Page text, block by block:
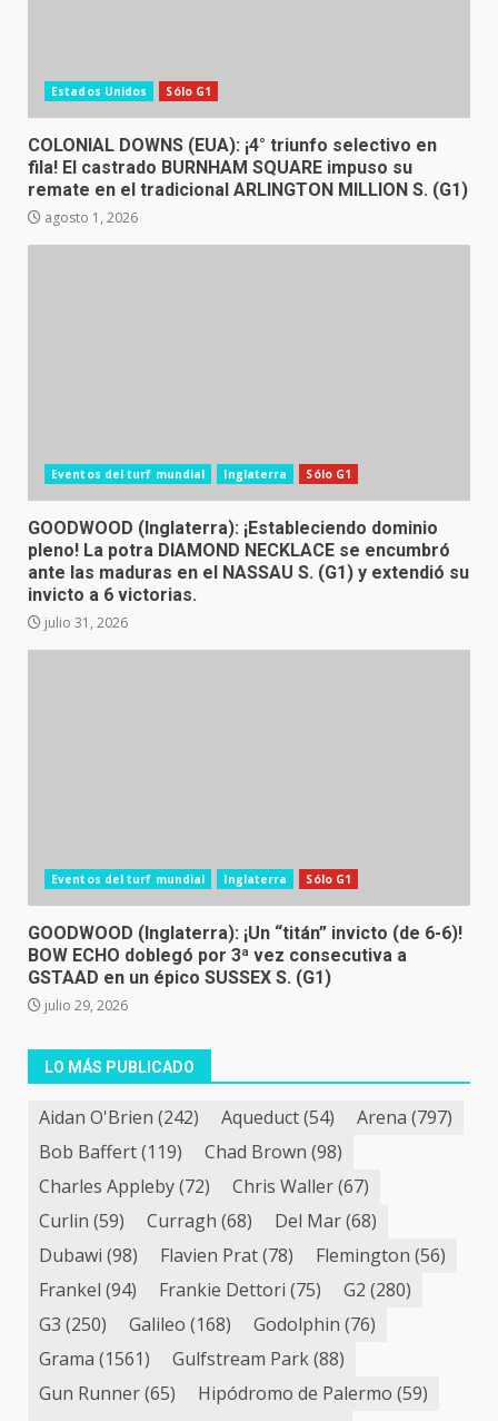
Estados Unidos Sólo G1
COLONIAL DOWNS (EUA): ¡4° triunfo selectivo en
fila! El castrado BURNHAM SQUARE impuso su
remate en el tradicional ARLINGTON MILLION S. (G1)
agosto 1, 2026
Eventos del turf mundial Inglaterra Sólo G1
GOODWOOD (Inglaterra): ¡Estableciendo dominio
pleno! La potra DIAMOND NECKLACE se encumbró
ante las maduras en el NASSAU S. (G1) y extendió su
invicto a 6 victorias.
julio 31, 2026
Eventos del turf mundial Inglaterra Sólo G1
GOODWOOD (Inglaterra): ¡Un “titán” invicto (de 6-6)!
BOW ECHO doblegó por 3ª vez consecutiva a
GSTAAD en un épico SUSSEX S. (G1)
julio 29, 2026
LO MÁS PUBLICADO
Aidan O'Brien (242) Aqueduct(54) Arena (797)
Bob Baffert(119) Chad Brown (98)
Charles Appleby(72) Chris Waller(67)
Curlin (59) Curragh (68) Del Mar(68)
Dubawi (98) Flavien Prat(78) Flemington (56)
Frankel (94) Frankie Dettori (75) G2 (280)
G3 (250) Galileo (168) Godolphin (76)
Grama (1561) Gulfstream Park(88)
Gun Runner(65) Hipódromo de Palermo (59)